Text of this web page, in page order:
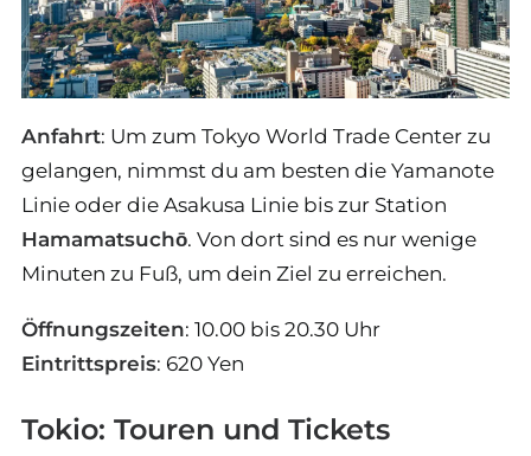
Anfahrt: Um zum Tokyo World Trade Center zu
gelangen, nimmst du am besten die Yamanote
Linie oder die Asakusa Linie bis zur Station
Hamamatsuchō. Von dort sind es nur wenige
Minuten zu Fuß, um dein Ziel zu erreichen.
Öffnungszeiten: 10.00 bis 20.30 Uhr
Eintrittspreis: 620 Yen
Tokio: Touren und Tickets